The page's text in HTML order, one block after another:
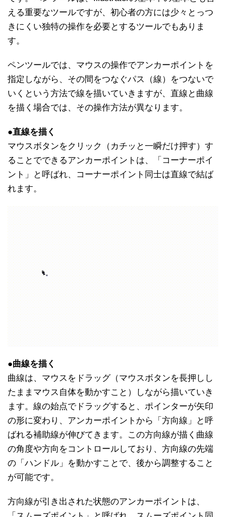
える重要なツールですが、初心者の方には少々とっつ
きにくい独特の操作を必要とするツールでもありま
す。
ペンツールでは、マウスの操作でアンカーポイントを
指定しながら、その間をつなぐパス（線）をつないで
いくという方法で線を描いていきますが、直線と曲線
を描く場合では、その操作方法が異なります。
●直線を描く
マウスボタンをクリック（カチッと一瞬だけ押す）す
ることでできるアンカーポイントは、「コーナーポイ
ント」と呼ばれ、コーナーポイント同士は直線で結ば
れます。
●曲線を描く
曲線は、マウスをドラッグ（マウスボタンを長押しし
たままマウス自体を動かすこと）しながら描いていき
ます。線の始点でドラッグすると、ポインターが矢印
の形に変わり、アンカーポイントから「方向線」と呼
ばれる補助線が伸びてきます。この方向線が描く曲線
の角度や方向をコントロールしており、方向線の先端
の「ハンドル」を動かすことで、後から調整すること
が可能です。
方向線が引き出された状態のアンカーポイントは、